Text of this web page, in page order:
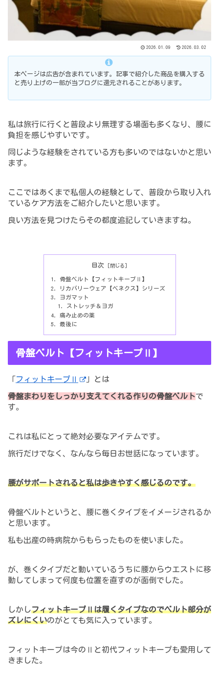
2026.01.09 2026.03.02
本ページは広告が含まれています。記事で紹介した商品を購入する
と売り上げの一部が当ブログに還元されることがあります。
私は旅行に行くと普段より無理する場面も多くなり、腰に
負担を感じやすいです。
同じよう な経験をされている方も多いのではないかと思い
ます。
ここではあくまで私個人の経験として、普段から取り入れ
ているケア方法をご紹介したいと思います。
良い方法を見つけたらその都度追記していきますね。
目次
骨盤ベルト【フィットキープⅡ】
リカバリーウェア【ベネクス】シリーズ
ヨガマット
ストレッチ＆ヨガ
痛み止めの薬
最後に
骨盤ベルト【フィットキープⅡ】
「フィットキープⅡ 」とは
骨盤まわりをしっかり支えてくれる作りの骨盤ベルトで
す。
これは私にとって絶対必要なアイテムです。
旅行だけでなく、なんなら毎日お世話になっています。
腰がサポートされると私は歩きやすく感じるのです。
骨盤ベルトというと、腰に巻くタイプをイメージされるか
と思います。
私も出産の時病院からもらったものを使いました。
が、巻くタイプだと動いているうちに腰からウエストに移
動してしまって何度も位置を直すのが面倒でした。
しかしフィットキープⅡは履くタイプなのでベルト部分が
ズレにくいのがとても気に入っています。
フィットキープは今のⅡと初代フィットキープも愛用して
きました。